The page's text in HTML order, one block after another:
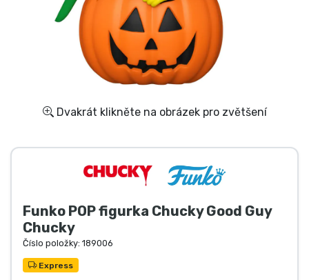
Dvakrát klikněte na obrázek pro zvětšení
Funko POP figurka Chucky Good Guy
Chucky
Číslo položky: 189006
Express
Seriálové věci
Filmové věci
Úžasné věci
Anime věci
Hráčské věci
Sportovní věci
Hudební věci